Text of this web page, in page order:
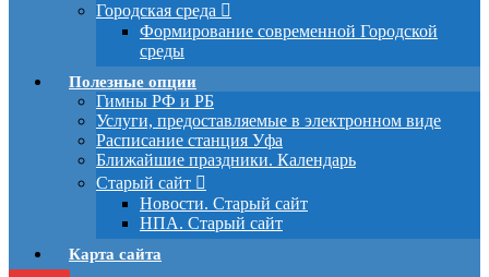
Городская среда
Формирование современной Городской
среды
Полезные опции
Гимны РФ и РБ
Услуги, предоставляемые в электронном виде
Расписание станция Уфа
Ближайшие праздники. Календарь
Старый сайт
Новости. Старый сайт
НПА. Старый сайт
Карта сайта